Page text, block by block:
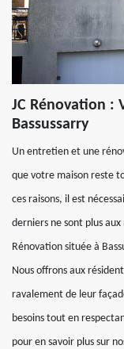
JC Rénovation :
Bassussarry
Un entretien et une
que votre maison reste
ces raisons, il est
derniers ne sont plus
Rénovation située à
Nous offrons aux
ravalement de leur
besoins tout en
pour en savoir plus sur